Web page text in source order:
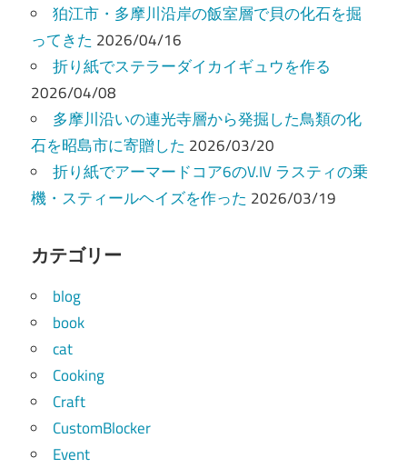
狛江市・多摩川沿岸の飯室層で貝の化石を掘
ってきた 2026/04/16
折り紙でステラーダイカイギュウを作る
2026/04/08
多摩川沿いの連光寺層から発掘した鳥類の化
石を昭島市に寄贈した 2026/03/20
折り紙でアーマードコア6のV.IV ラスティの乗
機・スティールヘイズを作った 2026/03/19
カテゴリー
blog
book
cat
Cooking
Craft
CustomBlocker
Event